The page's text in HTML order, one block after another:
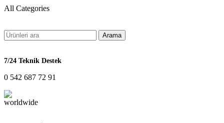
All Categories
Arama
7/24 Teknik Destek
0 542 687 72 91